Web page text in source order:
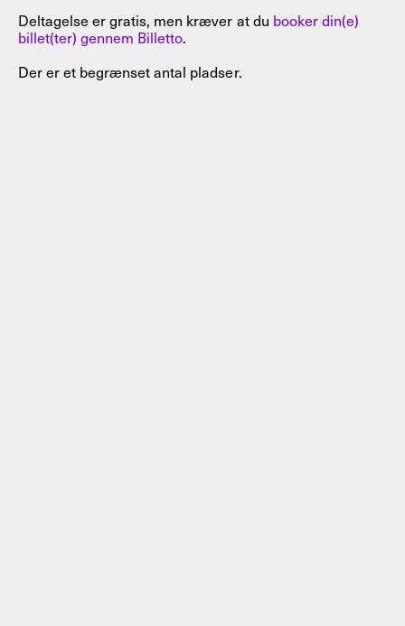
Deltagelse er gratis, men kræver at du booker din(e)
billet(ter) gennem Billetto.
Der er et begrænset antal pladser.